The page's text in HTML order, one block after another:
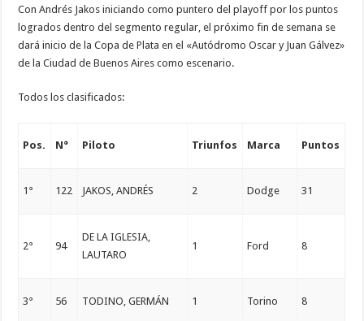
Con Andrés Jakos iniciando como puntero del playoff por los puntos
logrados dentro del segmento regular, el próximo fin de semana se
dará inicio de la Copa de Plata en el «Autódromo Oscar y Juan Gálvez»
de la Ciudad de Buenos Aires como escenario.
Todos los clasificados:
Pos. N° Piloto Triunfos Marca Puntos
1° 122 JAKOS, ANDRÉS 2 Dodge 31
2° 94
DE LA IGLESIA,
LAUTARO
1 Ford 8
3° 56 TODINO, GERMÁN 1 Torino 8